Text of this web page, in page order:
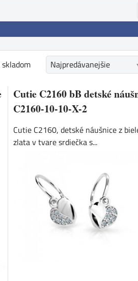
Najpredávanejšie
skladom
Cutie C2160 bB detské
C2160-10-10-X-2
Cutie C2160, detské náušnice z
zlata v tvare srdiečka s...